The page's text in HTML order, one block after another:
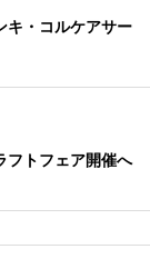
・コルケアサー
フトフェア開催へ